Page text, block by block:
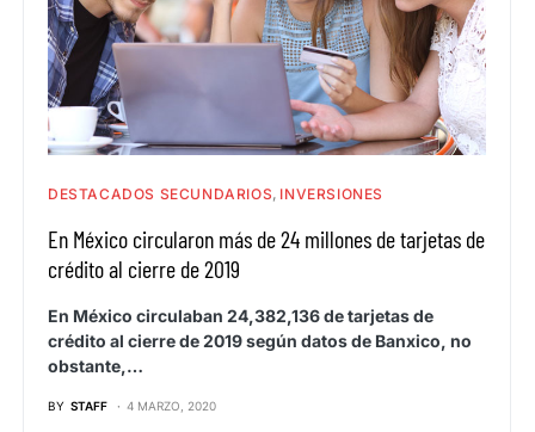
DESTACADOS SECUNDARIOS INVERSIONES
En México circularon más de 24 millones de tarjetas de
crédito al cierre de 2019
En México circulaban 24,382,136 de tarjetas de
crédito al cierre de 2019 según datos de Banxico, no
obstante,…
BY STAFF 4 MARZO, 2020